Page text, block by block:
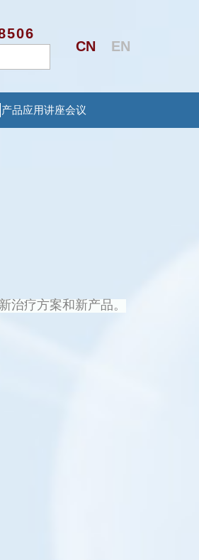
CN EN
产品应用讲座会议
治疗方案和新产品。